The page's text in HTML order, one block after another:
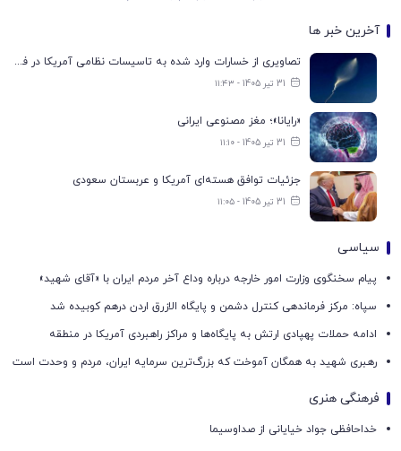
آخرین خبر ها
تصاویری از خسارات وارد شده به تاسیسات نظامی آمریکا در فرودگاه اربیل
31 تیر 1405 - ۱۱:۴۳
«رایانا»؛ مغز مصنوعی ایرانی
31 تیر 1405 - ۱۱:۱۰
جزئیات توافق هسته‌ای آمریکا و عربستان سعودی
31 تیر 1405 - ۱۱:۰۵
سیاسی
پیام سخنگوی وزارت امور خارجه درباره وداع آخر مردم ایران با «آقای شهید»
سپاه: مرکز فرماندهی کنترل دشمن و پایگاه الازرق اردن درهم کوبیده شد
ادامه حملات پهپادی ارتش به پایگاه‌ها و مراکز راهبردی آمریکا در منطقه
رهبری شهید به همگان آموخت که بزرگ‌ترین سرمایه ایران، مردم و وحدت است
فرهنگی هنری
خداحافظی جواد خیایانی از صداوسیما